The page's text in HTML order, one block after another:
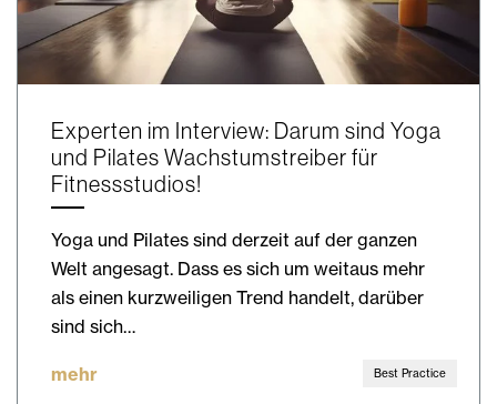
Experten im Interview: Darum sind Yoga
und Pilates Wachstumstreiber für
Fitnessstudios!
Yoga und Pilates sind derzeit auf der ganzen
Welt angesagt. Dass es sich um weitaus mehr
als einen kurzweiligen Trend handelt, darüber
sind sich…
mehr Best Practice